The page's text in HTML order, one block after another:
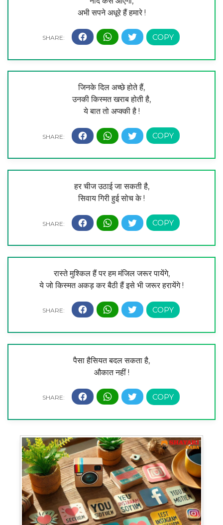
अभी सपने अधूरे हैं हमारे !
जिनके दिल अच्छे होते हैं,
उनकी किस्मत खराब होती है,
ये बात तो अप्क्की है !
हर चीज उठाई जा सकती है,
सिवाय गिरी हुई सोच के !
रास्ते मुश्किल हैं पर हम मंजिल जरूर पायेंगे,
ये जो किस्मत अकड़ कर बैठी हैं इसे भी जरूर हरायेंगे !
पैसा हैसियत बदल सकता है,
औकात नहीं !